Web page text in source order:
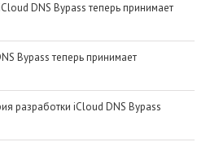
DNS Bypass теперь принимает
Bypass теперь принимает
разработки iCloud DNS Bypass